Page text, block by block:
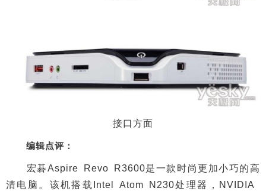
接口方面
编辑点评：
宏碁Aspire Revo R3600是一款时尚更加小巧的高
清电脑。该机搭载Intel Atom N230处理器，NVIDIA